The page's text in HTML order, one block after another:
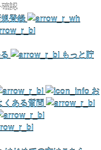
認
登録
もっと貯
お
くある質問